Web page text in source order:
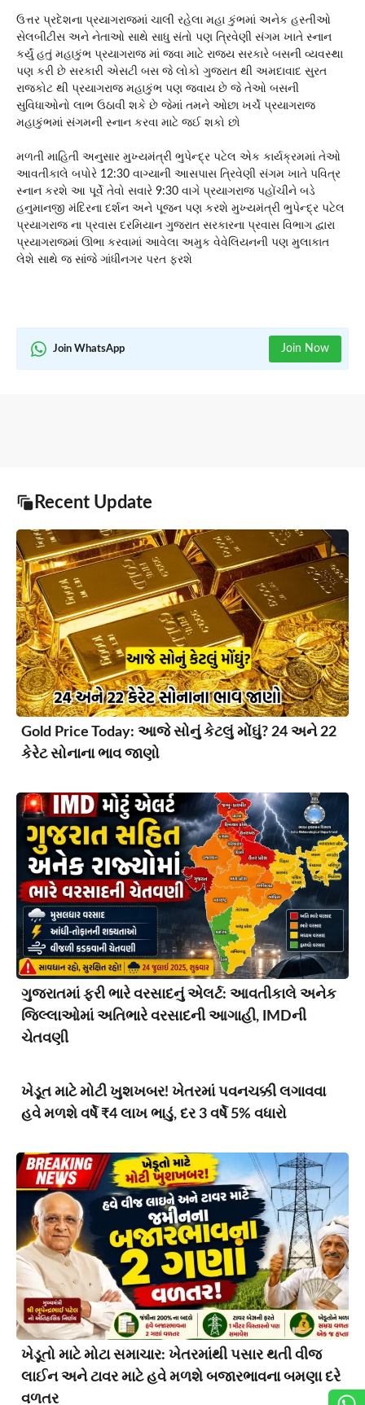
ઉત્તર પ્રદેશના પ્રયાગરાજમાં ચાલી રહેલા મહા કુંભમાં અનેક હસ્તીઓ
સેલબીટીસ અને નેતાઓ સાથે સાધુ સંતો પણ ત્રિવેણી સંગમ ખાતે સ્નાન
કર્યું હતું મહાકુંભ પ્રયાગરાજ માં જવા માટે રાજ્ય સરકારે બસની વ્યવસ્થા
પણ કરી છે સરકારી એસટી બસ જે લોકો ગુજરાત થી અમદાવાદ સુરત
રાજકોટ થી પ્રયાગરાજ મહાકુંભ પણ જવાય છે જે તેઓ બસની
સુવિધાઓનો લાભ ઉઠાવી શકે છે જેમાં તમને ઓછા ખર્ચે પ્રયાગરાજ
મહાકુંભમાં સંગમની સ્નાન કરવા માટે જઈ શકો છો
મળતી માહિતી અનુસાર મુખ્યમંત્રી ભુપેન્દ્ર પટેલ એક કાર્યક્રમમાં તેઓ
આવતીકાલે બપોરે 12:30 વાગ્યાની આસપાસ ત્રિવેણી સંગમ ખાતે પવિત્ર
સ્નાન કરશે આ પૂર્વે તેવો સવારે 9:30 વાગે પ્રયાગરાજ પહોંચીને બડે
હનુમાનજી મંદિરના દર્શન અને પૂજન પણ કરશે મુખ્યમંત્રી ભુપેન્દ્ર પટેલ
પ્રયાગરાજ ના પ્રવાસ દરમિયાન ગુજરાત સરકારના પ્રવાસ વિભાગ દ્વારા
પ્રયાગરાજમાં ઊભા કરવામાં આવેલા અમુક વેવેલિયનની પણ મુલાકાત
લેશે સાથે જ સાંજે ગાંધીનગર પરત ફરશે
Join WhatsApp Join Now
Recent Update
Gold Price Today: આજે સોનું કેટલું મોંઘું? 24 અને 22
કેરેટ સોનાના ભાવ જાણો
ગુજરાતમાં ફરી ભારે વરસાદનું એલર્ટ: આવતીકાલે અનેક
જિલ્લાઓમાં અતિભારે વરસાદની આગાહી, IMDની
ચેતવણી
ખેડૂત માટે મોટી ખુશખબર! ખેતરમાં પવનચક્કી લગાવવા
હવે મળશે વર્ષે ₹4 લાખ ભાડું, દર 3 વર્ષે 5% વધારો
ખેડૂતો માટે મોટા સમાચાર: ખેતરમાંથી પસાર થતી વીજ
લાઈન અને ટાવર માટે હવે મળશે બજારભાવના બમણા દરે
વળતર